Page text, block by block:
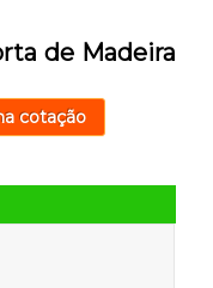
de Madeira
cotação